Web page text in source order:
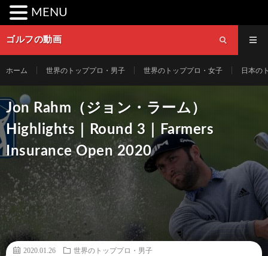
ゴルフの動画
ホーム 世界のトッププロ・男子 世界のトッププロ・女子 日本の
Jon Rahm（ジョン・ラーム）
Highlights｜Round 3｜Farmers
Insurance Open 2020
2020.01.26
世界のトッププロ・男子
MENU